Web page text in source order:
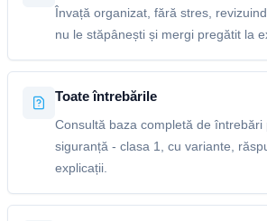
Învață organizat, fără stres,
nu le stăpânești și mergi pregătit la
Toate întrebările
Consultă baza completă de întrebări
siguranță - clasa 1, cu variante,
explicații.